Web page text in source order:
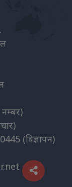
(विज्ञापन)